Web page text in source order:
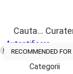
Cauta...
RECOMMENDED FOR
Autentificare
0 Cos0,00lei
Categorii